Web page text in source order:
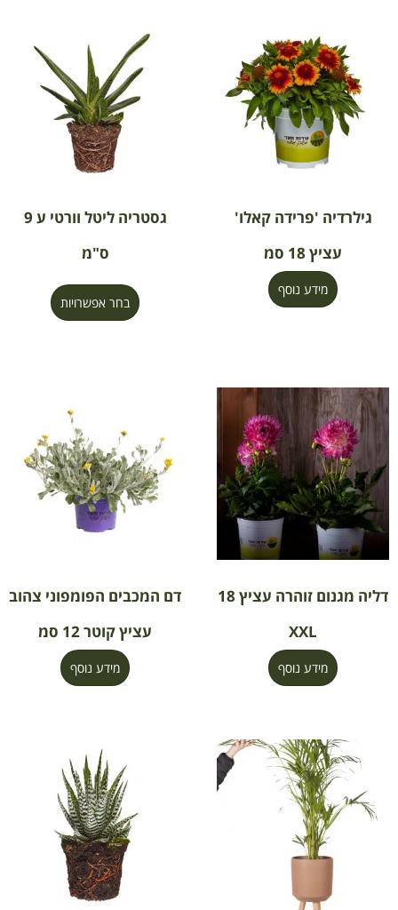
גילרדיה 'פרידה קאלו'
עציץ 18 סמ
מידע נוסף
גסטריה ליטל וורטי ע 9
ס"מ
בחר אפשרויות
דליה מגנום זוהרה עציץ 18
XXL
מידע נוסף
דם המכבים הפומפוני צהוב
עציץ קוטר 12 סמ
מידע נוסף